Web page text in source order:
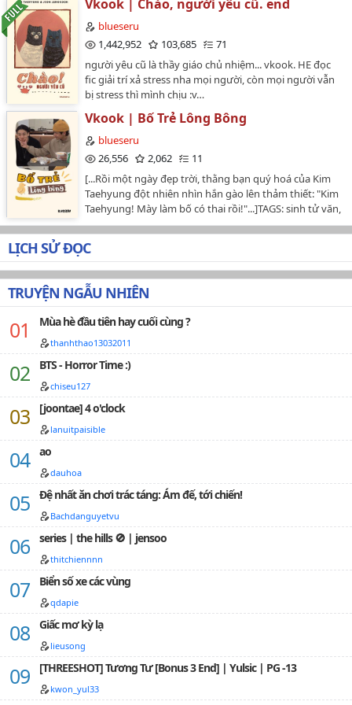
ngày, sau khi bị đánh một trận suýt chết, Jungkook
được một chàng trai cho ăn bữa cơm cuối cùng.…
Vkook | Chào, người yêu cũ. end
blueseru
1,442,952
103,685
71
người yêu cũ là thầy giáo chủ nhiệm... vkook. HE đọc
fic giải trí xả stress nha mọi người, còn mọi người vẫn
bị stress thì mình chịu :v…
Vkook | Bố Trẻ Lông Bông
blueseru
26,556
2,062
11
[...Rồi một ngày đẹp trời, thằng bạn quý hoá của Kim
Taehyung đột nhiên nhìn hắn gào lên thảm thiết: "Kim
Taehyung! Mày làm bố có thai rồi!"...]TAGS: sinh tử văn,
hài hước, lãng mạn, H, đời thường, HE. COUPLE: Kim
Taehyung x Jeon Jungkook ❕ NOTE: tất cả nhân vật đều
không thuộc về tác giả, mọi chi tiết trong truyện đều là
sản phẩm của trí tưởng tượng.…
LỊCH SỬ ĐỌC
TRUYỆN NGẪU NHIÊN
Mùa hè đầu tiên hay cuối cùng ?
thanhthao13032011
BTS - Horror Time :)
chiseu127
[joontae] 4 o'clock
lanuitpaisible
ao
dauhoa
Đệ nhất ăn chơi trác táng: Ám đế, tới chiến!
Bachdanguyetvu
series | the hills 🚫 | jensoo
thitchiennnn
Biển số xe các vùng
qdapie
Giấc mơ kỳ lạ
lieusong
[THREESHOT] Tương Tư [Bonus 3 End] | Yulsic | PG -13
kwon_yul33